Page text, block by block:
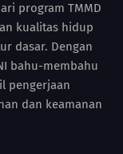
program TMMD
kualitas hidup
dasar. Dengan
bahu-membahu
pengerjaan
dan keamanan